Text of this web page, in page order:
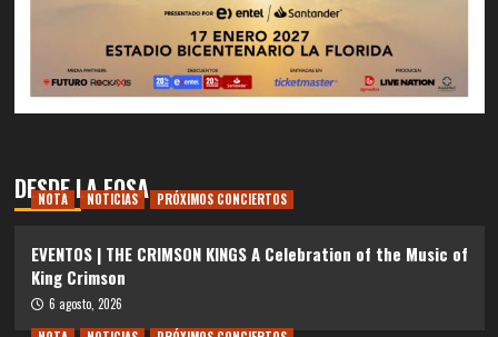
DESDE LA FOSA
NOTA NOTICIAS PRÓXIMOS CONCIERTOS
EVENTOS | THE CRIMSON KINGS A Celebration of the Music of
King Crimson
6 agosto, 2026